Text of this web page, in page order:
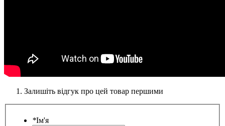
Залишіть відгук про цей товар першими
*Ім'я